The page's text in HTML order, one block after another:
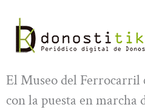
contenido
El Museo del Ferrocarril
con la puesta en marcha